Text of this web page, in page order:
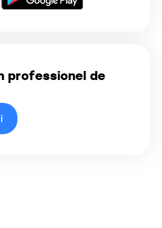
professionel de